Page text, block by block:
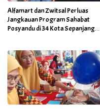
Alfamart dan Zwitsal Perluas
Jangkauan Program Sahabat
Posyandu di 34 Kota Sepanjang